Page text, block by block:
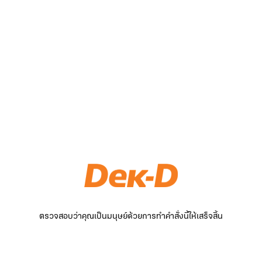
ตรวจสอบว่าคุณเป็นมนุษย์ด้วยการทำคำสั่งนี้ให้เสร็จสิ้น